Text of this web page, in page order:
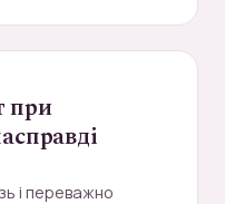
при
і переважно